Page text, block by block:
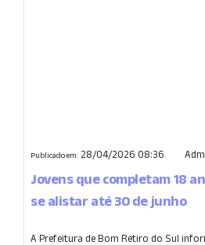
Publicado em: 28/04/2026 08:36
Jovens que completam 18
se alistar até 30 de junho
A Prefeitura de Bom Retiro do Sul